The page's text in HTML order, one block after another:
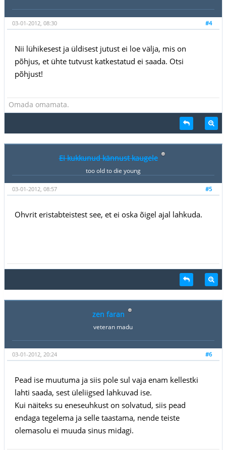
#4
03-01-2012, 08:30
Nii lühikesest ja üldisest jutust ei loe välja, mis on
põhjus, et ühte tutvust katkestatud ei saada. Otsi
põhjust!
Omada omamata.
Ei kukkunud kännust kaugele
too old to die young
#5
03-01-2012, 08:57
Ohvrit eristabteistest see, et ei oska õigel ajal lahkuda.
zen faran
veteran madu
#6
03-01-2012, 20:24
Pead ise muutuma ja siis pole sul vaja enam kellestki
lahti saada, sest üleliigsed lahkuvad ise.
Kui näiteks su eneseuhkust on solvatud, siis pead
endaga tegelema ja selle taastama, nende teiste
olemasolu ei muuda sinus midagi.